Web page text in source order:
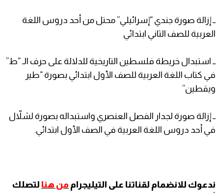
ــ إزالة صورة جندي “إسرائيلي” محتل من أحد دروس اللغة
العربية للصف الثاني ابتدائي
ــ استبدال خريطة فلسطين التاريخية للدلالة على حرف الـ “ط”
في كتاب اللغة العربية للصف الأول ابتدائي بصورة “طير
ويقطين”
ــ إزالة صورة لجدار الفصل العنصري واستبداله بصورة لشلاّل
في أحد دروس اللغة العربية في الصف الأول ابتدائي.
ندعوك للانضمام لقناتنا على التيليجرام من هنا لتصلك